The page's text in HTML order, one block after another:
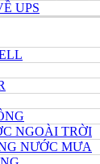
UPS
NGOÀI TRỜI
NƯỚC MƯA